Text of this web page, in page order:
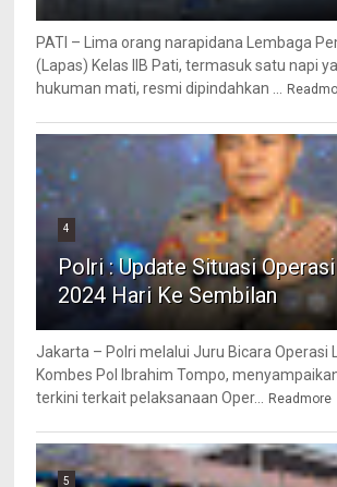
PATI – Lima orang narapidana Lembaga
(Lapas) Kelas IIB Pati, termasuk satu napi
hukuman mati, resmi dipindahkan ...
4
Polri : Update Situasi
2024 Hari Ke Sembilan
Jakarta – Polri melalui Juru Bicara Operasi
Kombes Pol Ibrahim Tompo,
terkini terkait pelaksanaan Oper...
Readmore
5